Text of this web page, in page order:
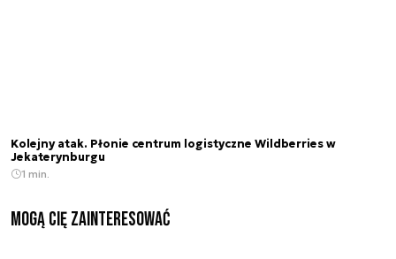
Kolejny atak. Płonie centrum logistyczne Wildberries w
Jekaterynburgu
1 min.
Mogą Cię zainteresować